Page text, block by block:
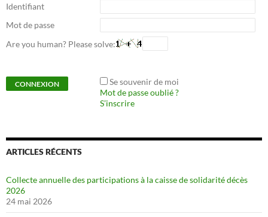
Identifiant
Mot de passe
Are you human? Please solve:
Se souvenir de moi
Mot de passe oublié ?
S’inscrire
ARTICLES RÉCENTS
Collecte annuelle des participations à la caisse de solidarité décès
2026
24 mai 2026